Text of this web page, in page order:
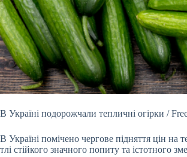
В Україні подорожчали тепличні огірки /
В Україні помічено чергове підняття цін на
тлі стійкого значного попиту та істотного